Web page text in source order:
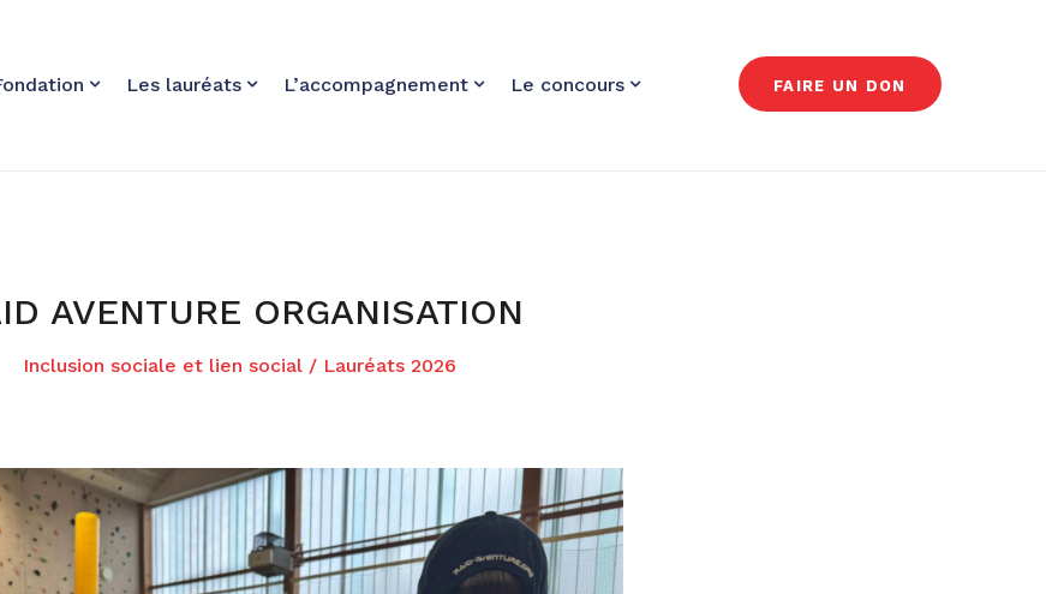
Les lauréats L’accompagnement Le concours FAIRE UN DON
AVENTURE ORGANISATION
Inclusion sociale et lien social/ Lauréats 2026